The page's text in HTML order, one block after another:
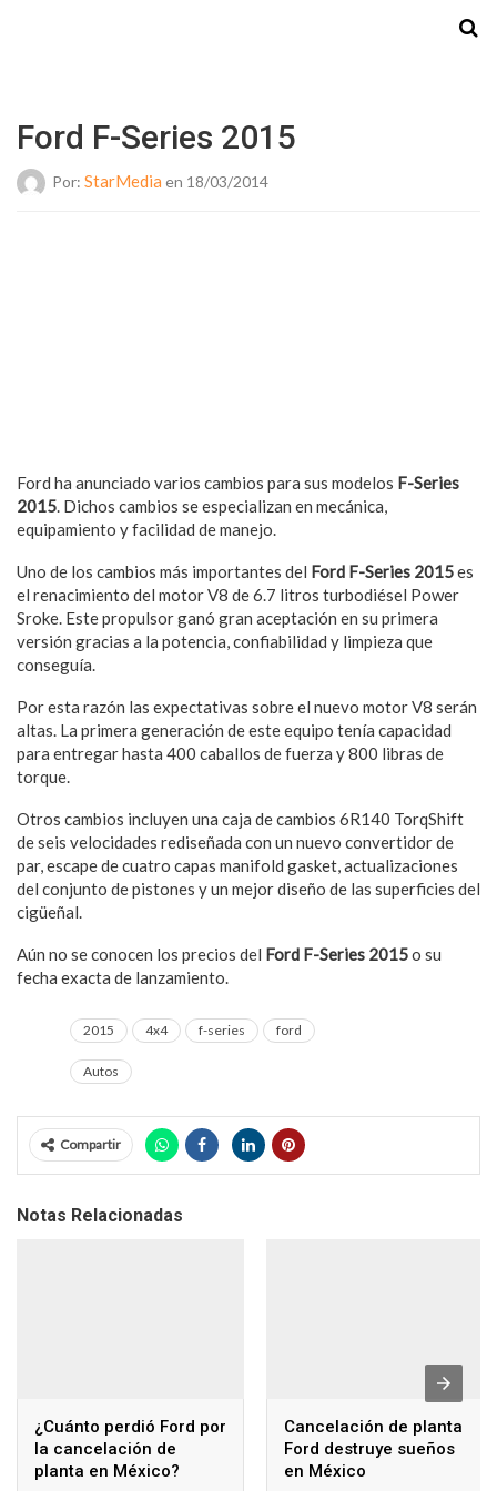
Ford F-Series 2015
Por: StarMedia en 18/03/2014
Ford ha anunciado varios cambios para sus modelos F-Series
2015. Dichos cambios se especializan en mecánica,
equipamiento y facilidad de manejo.
Uno de los cambios más importantes del Ford F-Series 2015es
el renacimiento del motor V8 de 6.7 litros turbodiésel Power
Sroke. Este propulsor ganó gran aceptación en su primera
versión gracias a la potencia, confiabilidad y limpieza que
conseguía.
Por esta razón las expectativas sobre el nuevo motor V8 serán
altas. La primera generación de este equipo tenía capacidad
para entregar hasta 400 caballos de fuerza y 800 libras de
torque.
Otros cambios incluyen una caja de cambios 6R140 TorqShift
de seis velocidades rediseñada con un nuevo convertidor de
par, escape de cuatro capas manifold gasket, actualizaciones
del conjunto de pistones y un mejor diseño de las superficies del
cigüeñal.
Aún no se conocen los precios del Ford F-Series 2015o su
fecha exacta de lanzamiento.
2015 4x4 f-series ford
Autos
Compartir
Notas Relacionadas
¿Cuánto perdió Ford por
la cancelación de
planta en México?
Cancelación de planta
Ford destruye sueños
en México